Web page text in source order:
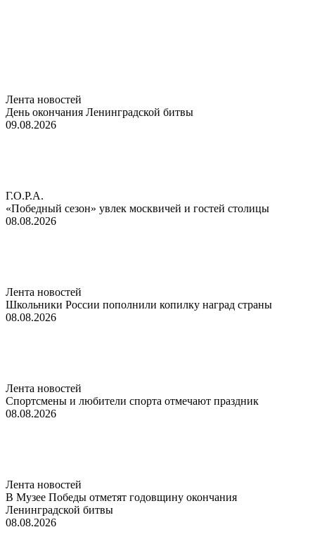
Лента новостей
День окончания Ленинградской битвы
09.08.2026
Г.О.Р.А.
«Победный сезон» увлек москвичей и гостей столицы
08.08.2026
Лента новостей
Школьники России пополнили копилку наград страны
08.08.2026
Лента новостей
Спортсмены и любители спорта отмечают праздник
08.08.2026
Лента новостей
В Музее Победы отметят годовщину окончания
Ленинградской битвы
08.08.2026